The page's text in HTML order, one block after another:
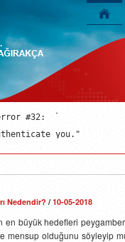
#32:
#32:
you."
Nedendir? / 10-05-2018
en büyük hedefleri
mensup olduğunu söyleyip